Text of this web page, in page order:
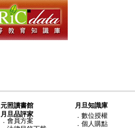
元照讀書館
月旦品評家
． 會員方案
月旦知識庫
． 數位授權
． 個人購點